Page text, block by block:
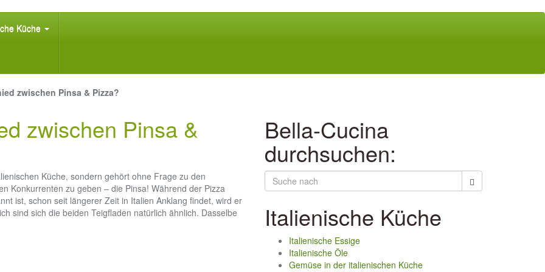
Küche
zwischen Pinsa & Pizza?
zwischen Pinsa &
Küche, sondern gehört ohne Frage zu den
Konkurrenten zu geben – die Pinsa! Während der Pizza
ist, schon seit längerer Zeit in Italien Anklang findet, wird er
sind sich die beiden Teigfladen natürlich ähnlich. Dasselbe
Bella-Cucina
durchsuchen:
Italienische Küche
Italienische Essige
Italienische Öle
Gemüse in der italienischen Küche